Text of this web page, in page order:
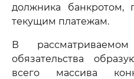
должника банкротом,
текущим платежам.
В
обязательства
всего массива